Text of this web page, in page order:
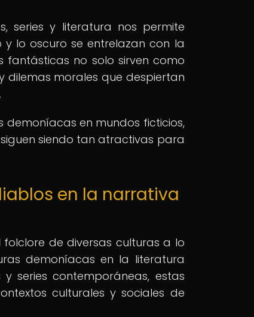
series y literatura nos permite
lo oscuro se entrelazan con la
fantásticas no solo sirven como
dilemas morales que despiertan
demoníacas en mundos ficticios,
siendo tan atractivas para
en la narrativa
de diversas culturas a lo
demoníacas en la literatura
series contemporáneas, estas
culturales y sociales de